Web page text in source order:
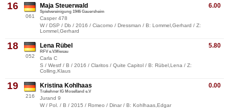
16
061
6.00
Maja Steuerwald
Spielvereinigung 1946 Gauersheim
Casper 478
W / DSP / Db / 2016 / Ciacomo / Dressman / B: Lommel,Gerhard / Z:
Lommel,Gerhard
18
052
5.80
Lena Rübel
RFV e.V.Miesau
Carla C
S / Westf / B / 2016 / Claritos / Quite Capitol / B: Rübel,Lena / Z:
Colling,Klaus
19
216
0.00
Kristina Kohlhaas
Trakehner IG Moselland e.V
Jurand 9
W / Pol. / B / 2015 / Romeo / Dinar / B: Kohlhaas,Edgar